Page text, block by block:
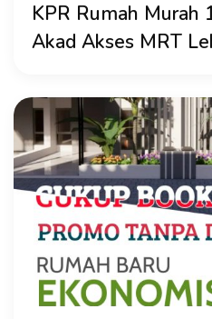
KPR Rumah Murah
Akad Akses MRT